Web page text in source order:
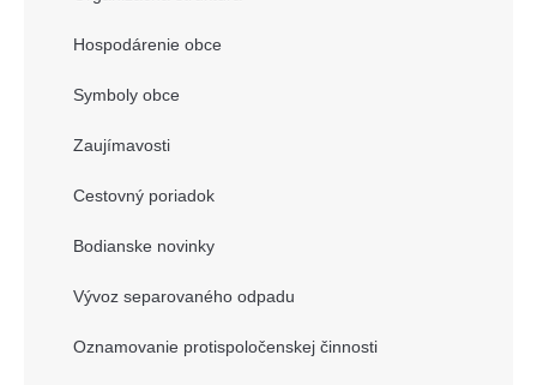
Hospodárenie obce
Symboly obce
Zaujímavosti
Cestovný poriadok
Bodianske novinky
Vývoz separovaného odpadu
Oznamovanie protispoločenskej činnosti